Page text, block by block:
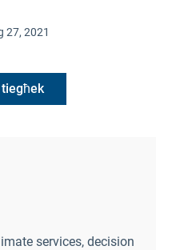
27, 2021
services, decision